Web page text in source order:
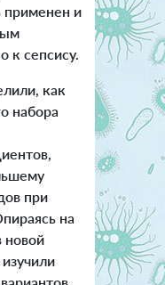
и
к сепсису.
как
набора
при
на
новой